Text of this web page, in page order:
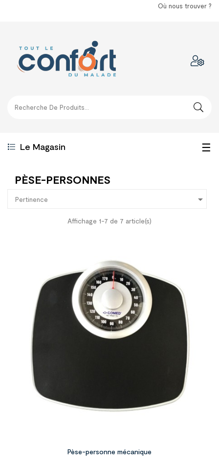
Où nous trouver ?
Le Magasin ☰
PÈSE-PERSONNES
Pertinence 
Affichage 1-7 de 7 article(s)
Pèse-personne mécanique